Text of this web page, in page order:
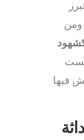
ومن
فيها